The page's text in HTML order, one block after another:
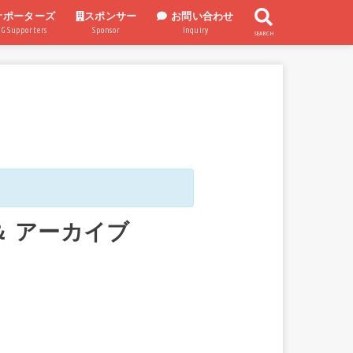
ポーターズ
Supporters
スポンサー
Sponsor
お問い合わせ
Inquiry SEARCH
アーカイブ